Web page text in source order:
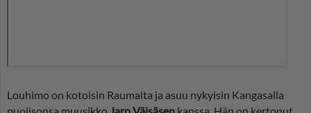
Louhimo on kotoisin Raumalta ja asuu nykyisin Kangasalla